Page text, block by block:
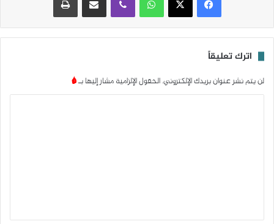
اترك تعليقاً
لن يتم نشر عنوان بريدك الإلكتروني.الحقول الإلزامية مشار إليها بـ*